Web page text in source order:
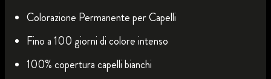
Colorazione Permanente per Capelli
Fino a 100 giorni di colore intenso
100% copertura capelli bianchi